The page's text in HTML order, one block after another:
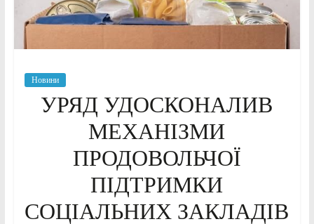
Новини
УРЯД УДОСКОНАЛИВ
МЕХАНІЗМИ
ПРОДОВОЛЬЧОЇ
ПІДТРИМКИ
СОЦІАЛЬНИХ ЗАКЛАДІВ